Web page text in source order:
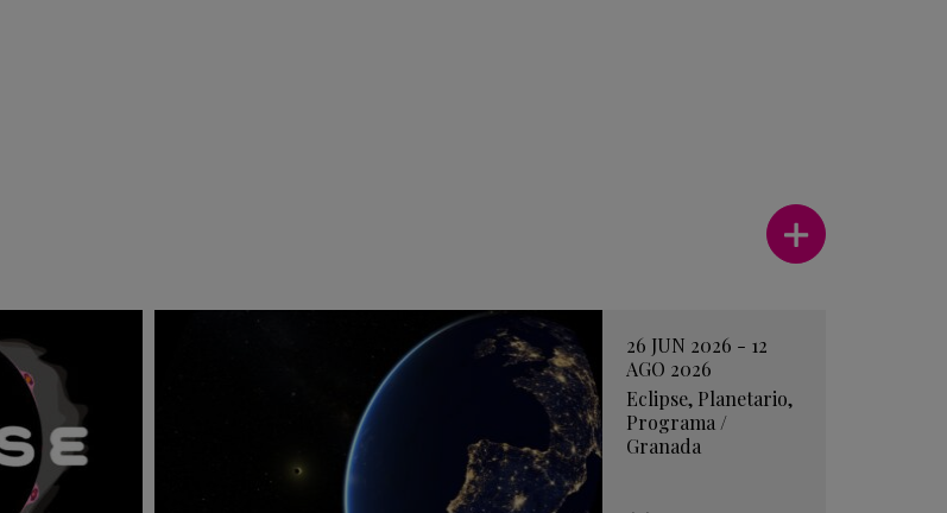
Ver más
26 JUN 2026 - 12
AGO 2026
Eclipse, Planetario,
Programa /
Granada